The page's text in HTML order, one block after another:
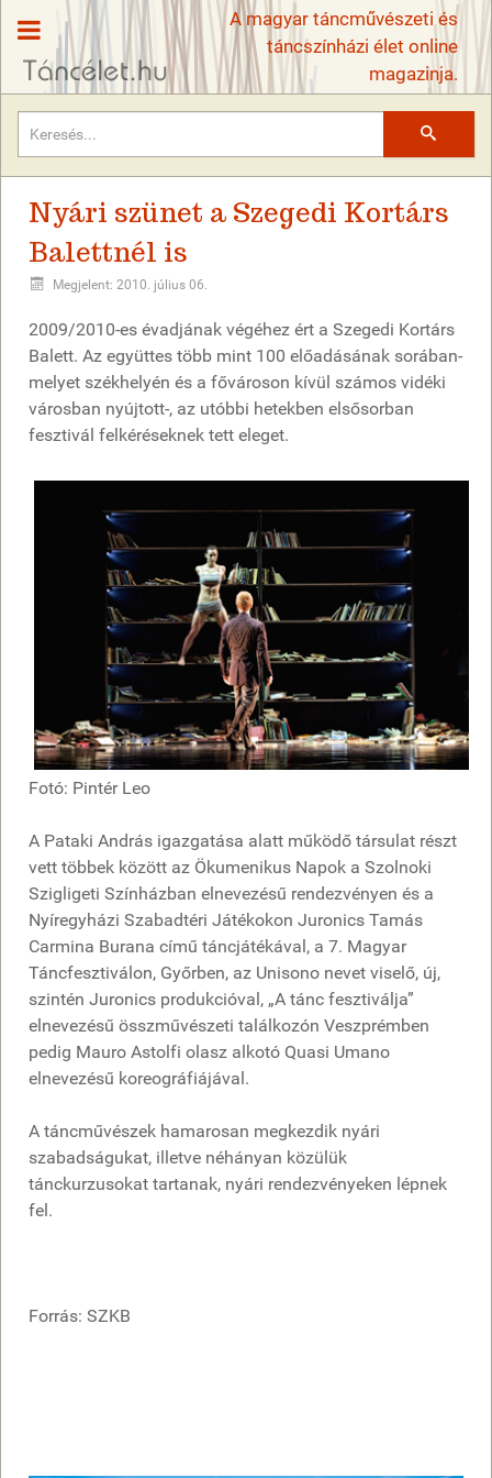
A magyar táncművészeti és
táncszínházi élet online
magazinja.
Nyári szünet a Szegedi Kortárs
Balettnél is
Megjelent: 2010. július 06.
2009/2010-es évadjának végéhez ért a Szegedi Kortárs
Balett. Az együttes több mint 100 előadásának sorában-
melyet székhelyén és a fővároson kívül számos vidéki
városban nyújtott-, az utóbbi hetekben elsősorban
fesztivál felkéréseknek tett eleget.
Fotó: Pintér Leo
A Pataki András igazgatása alatt működő társulat részt
vett többek között az Ökumenikus Napok a Szolnoki
Szigligeti Színházban elnevezésű rendezvényen és a
Nyíregyházi Szabadtéri Játékokon Juronics Tamás
Carmina Burana című táncjátékával, a 7. Magyar
Táncfesztiválon, Győrben, az Unisono nevet viselő, új,
szintén Juronics produkcióval, „A tánc fesztiválja”
elnevezésű összművészeti találkozón Veszprémben
pedig Mauro Astolfi olasz alkotó Quasi Umano
elnevezésű koreográfiájával.
A táncművészek hamarosan megkezdik nyári
szabadságukat, illetve néhányan közülük
tánckurzusokat tartanak, nyári rendezvényeken lépnek
fel.
Forrás: SZKB